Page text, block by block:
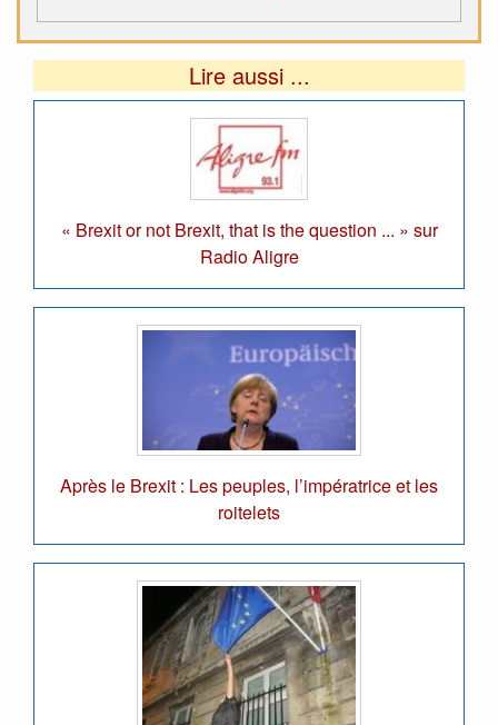
Lire aussi ...
« Brexit or not Brexit, that is the question ... » sur
Radio Aligre
Après le Brexit : Les peuples, l’impératrice et les
roitelets